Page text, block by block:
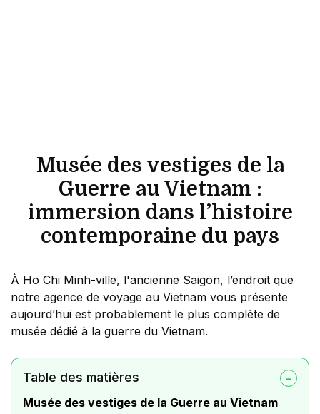
Musée des vestiges de la
Guerre au Vietnam :
immersion dans l’histoire
contemporaine du pays
À Ho Chi Minh-ville, l'ancienne Saigon, l’endroit que
notre agence de voyage au Vietnam vous présente
aujourd’hui est probablement le plus complète de
musée dédié à la guerre du Vietnam.
Table des matières
Musée des vestiges de la Guerre au Vietnam